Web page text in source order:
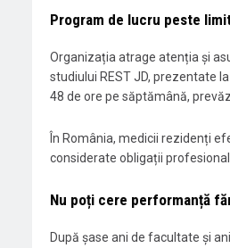
Program de lucru peste
Organizația atrage atenția și
studiului REST JD, prezentate
48 de ore pe săptămână,
În România, medicii rezidenți
considerate obligații
Nu poți cere performanță
După șase ani de facultate și